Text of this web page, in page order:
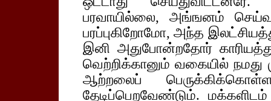
பரவாயில்லை, அங்ஙனம்
பரப்புகிறோமோ, அந்த
இனி அதுபோன்றதோர்
வெற்றிக்கானும் வகையில்
ஆற்றலைப்
தேடிப்பெறவேண்டும்.